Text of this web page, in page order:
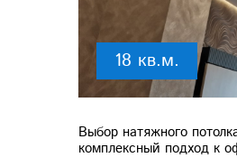
18 кв.м.
Выбор натяжного
комплексный подход к